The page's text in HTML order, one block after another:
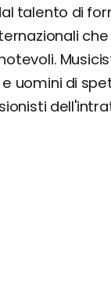
talento di
uomini di